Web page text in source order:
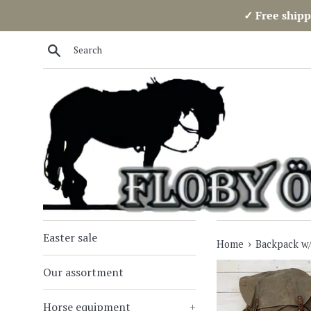
✓ Free
Search
Easter sale
Our assortment
Horse equipment +
Home › Backpack